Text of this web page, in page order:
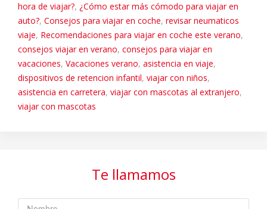
hora de viajar?, ¿Cómo estar más cómodo para viajar en
auto?, Consejos para viajar en coche, revisar neumaticos
viaje, Recomendaciones para viajar en coche este verano,
consejos viajar en verano, consejos para viajar en
vacaciones, Vacaciones verano, asistencia en viaje,
dispositivos de retencion infantil, viajar con niños,
asistencia en carretera, viajar con mascotas al extranjero,
viajar con mascotas
Te llamamos